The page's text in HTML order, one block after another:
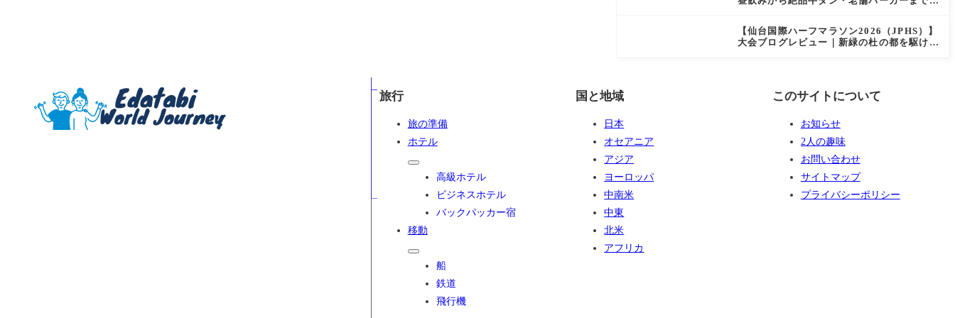
【仙台国際ハーフマラソン2026（JPHS）】
大会ブログレビュー｜新緑の杜の都を駆け抜
旅行
旅の準備
ホテル
高級ホテル
ビジネスホテル
バックパッカー宿
移動
船
鉄道
飛行機
国と地域
日本
オセアニア
アジア
ヨーロッパ
中南米
中東
北米
アフリカ
このサイトについて
お知らせ
2人の趣味
お問い合わせ
サイトマップ
プライバシーポリシー